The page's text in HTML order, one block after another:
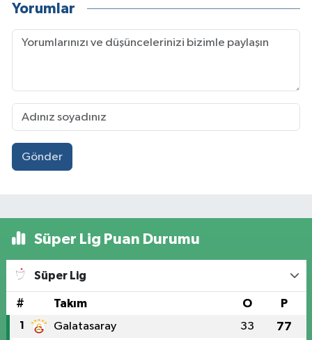
Yorumlar
Gönder
Süper Lig Puan Durumu
Süper Lig
# Takım O P
1 Galatasaray 33 77